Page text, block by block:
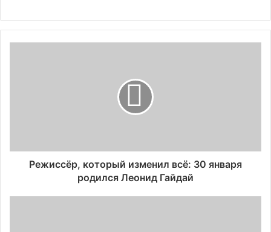
Режиссёр, который изменил всё: 30 января
родился Леонид Гайдай